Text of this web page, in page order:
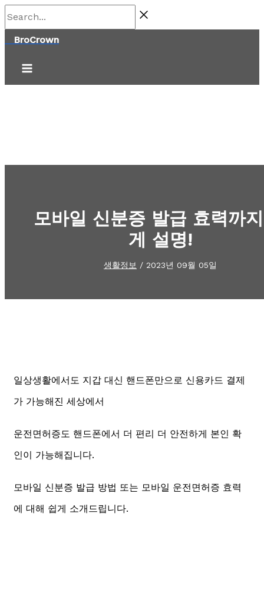
콘
기
Search...
BroCrown
모바일 신분증 발급 효력까
게 설명!
생활정보 / 2023년 09월 05일
일상생활에서도 지갑 대신 핸드폰만으로 신용카드 결제
가 가능해진 세상에서
운전면허증도 핸드폰에서 더 편리 더 안전하게 본인 확
인이 가능해집니다.
모바일 신분증 발급 방법 또는 모바일 운전면허증 효력
에 대해 쉽게 소개드립니다.